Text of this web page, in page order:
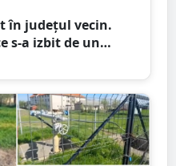
în județul vecin.
s-a izbit de un